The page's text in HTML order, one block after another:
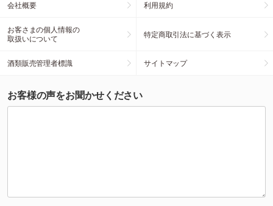
会社概要 利用規約
お客さまの個人情報の
取扱いについて
特定商取引法に基づく表示
酒類販売管理者標識 サイトマップ
お客様の声をお聞かせください